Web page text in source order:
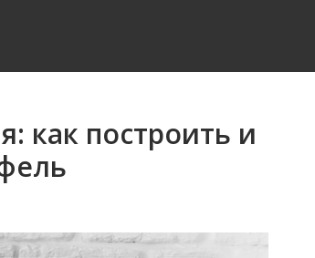
как построить и